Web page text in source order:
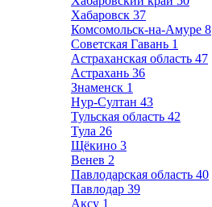
Хабаровск 37
Комсомольск-на-Амуре 8
Советская Гавань 1
Астраханская область 47
Астрахань 36
Знаменск 1
Нур-Султан 43
Тульская область 42
Тула 26
Щёкино 3
Венев 2
Павлодарская область 40
Павлодар 39
Аксу 1